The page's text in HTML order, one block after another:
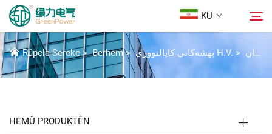
KU
Berhem
PÊKHATEYÊN ÎZOLASYONÊ
Rûpela Sereke>Berhem> بهشەکانی کاپالتووری H.V.> کۆمپۆنەنتە تەنهاوەرەکان
HEMÛ PRODUKTÊN